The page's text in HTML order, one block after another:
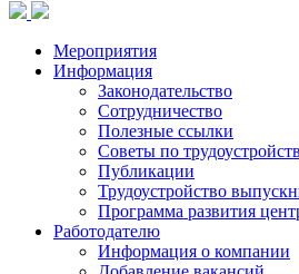
Мероприятия
Информация
Законодательство
Сотрудничество
Полезные ссылки
Советы по
Публикации
Трудоустройство
Программа развития
Работодателю
Информация о компании